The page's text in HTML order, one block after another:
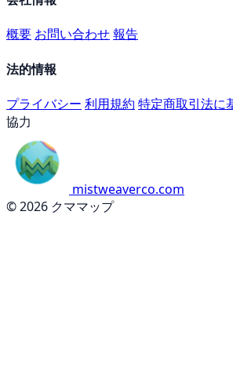
概要 お問い合わせ報告
法的情報
プライバシー 利用規約 特定商取引法に
協力
mistweaverco.com
© 2026 クママップ